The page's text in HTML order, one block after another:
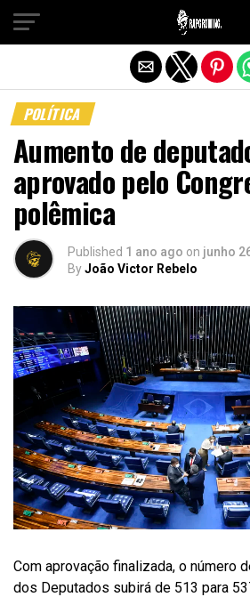
POLÍTICA
Aumento de
aprovado pelo
polêmica
Published 1 ano ago on junho
ByJoão Victor Rebelo
Com aprovação finalizada, o número
dos Deputados subirá de 513 para
Sair da versão